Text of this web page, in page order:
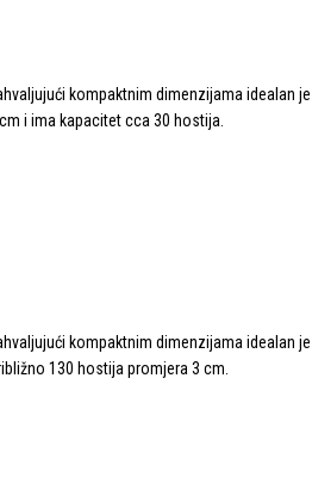
kompaktnim dimenzijama idealan
i ima kapacitet cca 30 hostija.
kompaktnim dimenzijama idealan
130 hostija promjera 3 cm.